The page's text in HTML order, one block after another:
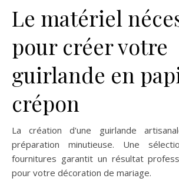
Le matériel
pour créer votre
guirlande en
crépon
La création d'une guirlande
préparation minutieuse. Une
fournitures garantit un résultat
pour votre décoration de mariage.